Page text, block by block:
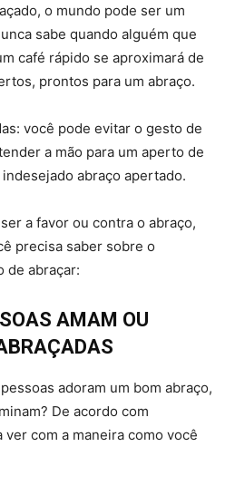
o mundo pode ser um
sabe quando alguém que
café rápido se aproximará de
prontos para um abraço.
você pode evitar o gesto de
a mão para um aperto de
abraço apertado.
a favor ou contra o abraço,
precisa saber sobre o
de abraçar:
AMAM OU
adoram um bom abraço,
De acordo com
com a maneira como você